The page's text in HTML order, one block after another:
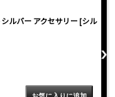
ルバー アクセサリー [シル